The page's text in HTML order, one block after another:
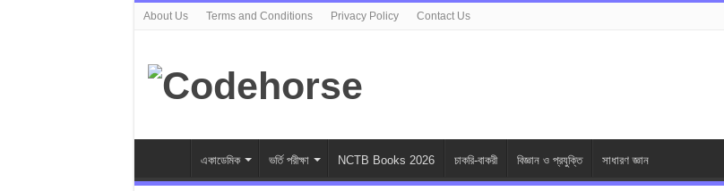
About Us Terms and Conditions Privacy Policy Contact Us
একাডেমিক ভর্তি পরীক্ষা NCTB Books 2026 চাকরি-বাকরী বিজ্ঞান ও প্রযুক্তি সাধারণ জ্ঞান